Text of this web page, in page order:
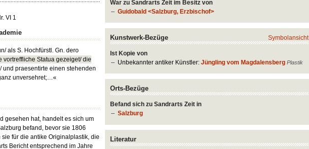
War zu Sandrarts Zeit im Besitz von
Guidobald <Salzburg, Erzbischof>
Symbolansicht
Kunstwerk-Bezüge
Ist Kopie von
Unbekannter antiker Künstler:Jüngling vom Magdalensberg Plastik
Orts-Bezüge
Befand sich zu Sandrarts Zeit in
Salzburg
Literatur
VI 1
als S. Hochfürstl. Gn. dero
vortreffliche Statua gezeiget/ die
und praesentirte einen stehenden
unversehret;…«
gesehen hat, handelt es sich um
befand, bevor sie 1806
für die antike Originalplastik, die
Bericht entsprechend im Jahre